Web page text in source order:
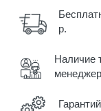
р.
Наличие